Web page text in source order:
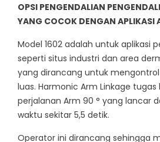
OPSI PENGENDALIAN
YANG COCOK DENGAN APLIKASI
Model 1602 adalah untuk aplikasi
seperti situs industri dan area
yang dirancang untuk
luas. Harmonic Arm Linkage
perjalanan Arm 90 ° yang lancar
waktu sekitar 5,5 detik.
Operator ini dirancang sehingga